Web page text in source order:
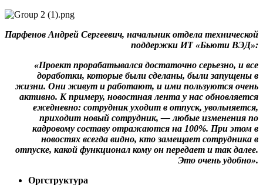
Парфенов Андрей Сергеевич, начальник отдела технической
поддержки ИТ «Бьюти ВЭД»:
«Проект прорабатывался достаточно серьезно, и все
доработки, которые были сделаны, были запущены в
жизни. Они живут и работают, и ими пользуются очень
активно. К примеру, новостная лента у нас обновляется
ежедневно: сотрудник уходит в отпуск, увольняется,
приходит новый сотрудник, — любые изменения по
кадровому составу отражаются на 100%. При этом в
новостях всегда видно, кто замещает сотрудника в
отпуске, какой функционал кому он передает и так далее.
Это очень удобно».
Оргструктура